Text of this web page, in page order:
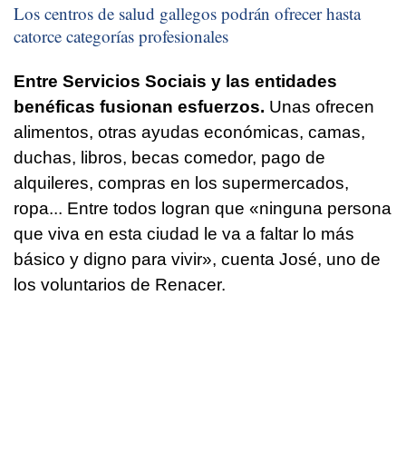
Los centros de salud gallegos podrán ofrecer hasta
catorce categorías profesionales
Entre Servicios Sociais y las entidades
benéficas fusionan esfuerzos. Unas ofrecen
alimentos, otras ayudas económicas, camas,
duchas, libros, becas comedor, pago de
alquileres, compras en los supermercados,
ropa... Entre todos logran que «ninguna persona
que viva en esta ciudad le va a faltar lo más
básico y digno para vivir», cuenta José, uno de
los voluntarios de Renacer.